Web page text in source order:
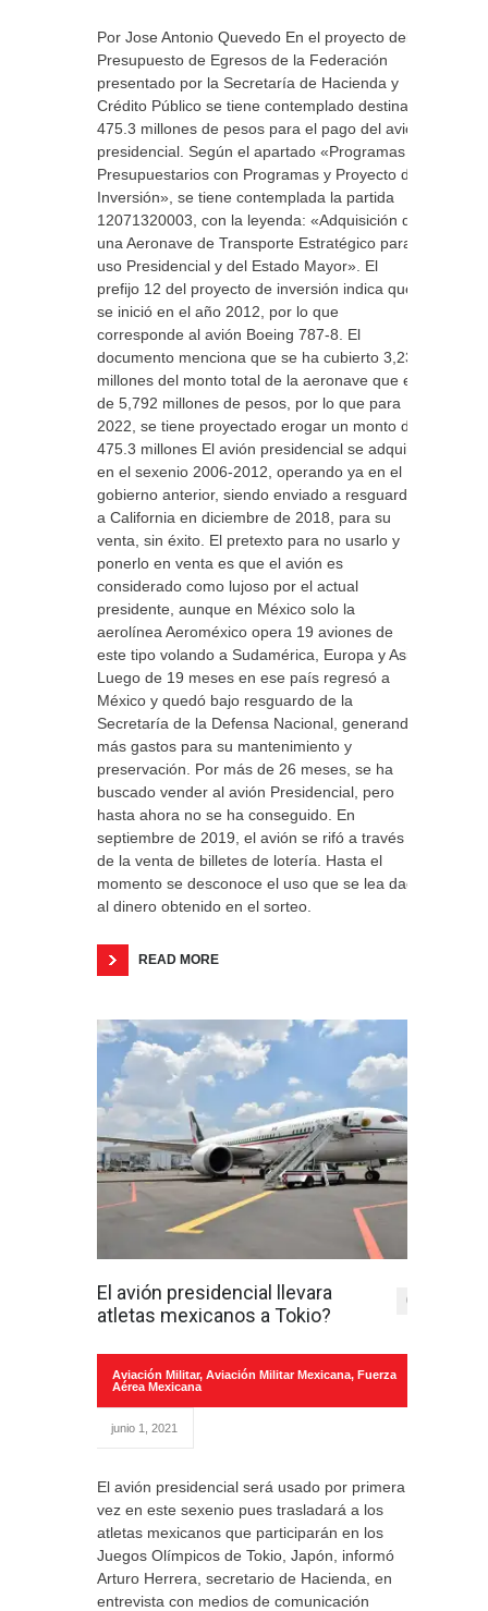
Por Jose Antonio Quevedo En el proyecto del
Presupuesto de Egresos de la Federación
presentado por la Secretaría de Hacienda y
Crédito Público se tiene contemplado destinar
475.3 millones de pesos para el pago del avión
presidencial. Según el apartado «Programas
Presupuestarios con Programas y Proyecto de
Inversión», se tiene contemplada la partida
12071320003, con la leyenda: «Adquisición de
una Aeronave de Transporte Estratégico para
uso Presidencial y del Estado Mayor». El
prefijo 12 del proyecto de inversión indica que
se inició en el año 2012, por lo que
corresponde al avión Boeing 787-8. El
documento menciona que se ha cubierto 3,239
millones del monto total de la aeronave que es
de 5,792 millones de pesos, por lo que para
2022, se tiene proyectado erogar un monto de
475.3 millones El avión presidencial se adquirió
en el sexenio 2006-2012, operando ya en el
gobierno anterior, siendo enviado a resguardo
a California en diciembre de 2018, para su
venta, sin éxito. El pretexto para no usarlo y
ponerlo en venta es que el avión es
considerado como lujoso por el actual
presidente, aunque en México solo la
aerolínea Aeroméxico opera 19 aviones de
este tipo volando a Sudamérica, Europa y Asia.
Luego de 19 meses en ese país regresó a
México y quedó bajo resguardo de la
Secretaría de la Defensa Nacional, generando
más gastos para su mantenimiento y
preservación. Por más de 26 meses, se ha
buscado vender al avión Presidencial, pero
hasta ahora no se ha conseguido. En
septiembre de 2019, el avión se rifó a través
de la venta de billetes de lotería. Hasta el
momento se desconoce el uso que se lea dado
al dinero obtenido en el sorteo.
READ MORE
El avión presidencial llevara
atletas mexicanos a Tokio?
0
Aviación Militar, Aviación Militar Mexicana, Fuerza
Aérea Mexicana
junio 1, 2021
El avión presidencial será usado por primera
vez en este sexenio pues trasladará a los
atletas mexicanos que participarán en los
Juegos Olímpicos de Tokio, Japón, informó
Arturo Herrera, secretario de Hacienda, en
entrevista con medios de comunicación